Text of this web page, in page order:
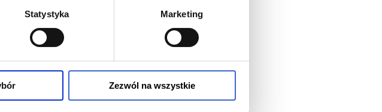
Statystyka Marketing
Zezwól na wszystkie
gdy planuje mieć dziecko, powinna
ciąży zgodnie z zaleceniami
większej dawki niż